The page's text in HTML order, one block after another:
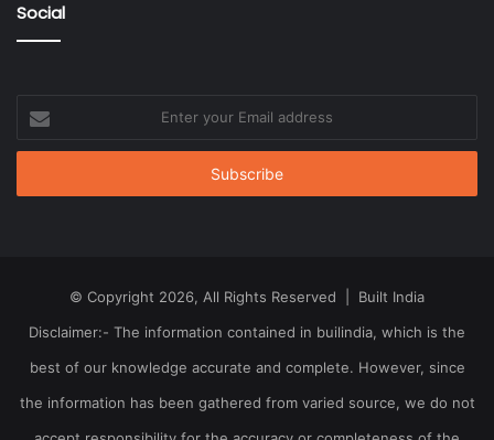
Social
your
Email
© Copyright 2026, All Rights Reserved | Built India
Disclaimer:- The information contained in builindia, which is the
best of our knowledge accurate and complete. However, since
the information has been gathered from varied source, we do not